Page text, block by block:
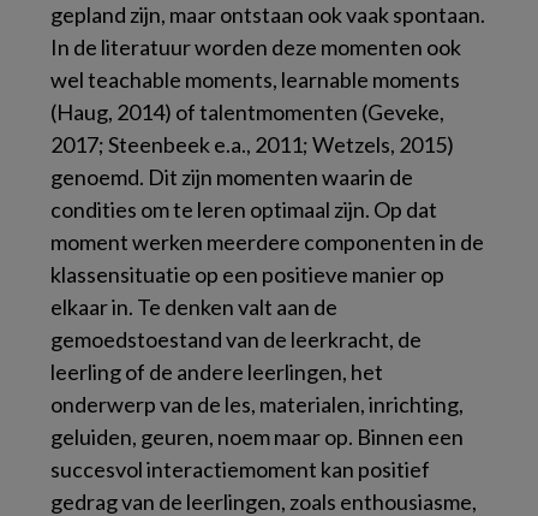
gepland zijn, maar ontstaan ook vaak spontaan.
In de literatuur worden deze momenten ook
welteachable moments, learnable moments
(Haug, 2014) of talentmomenten (Geveke,
2017; Steenbeek e.a., 2011; Wetzels, 2015)
genoemd. Dit zijn momenten waarin de
condities om te leren optimaal zijn. Op dat
moment werken meerdere componenten in de
klassensituatie op een positieve manier op
elkaar in. Te denken valt aan de
gemoedstoestand van de leerkracht, de
leerling of de andere leerlingen, het
onderwerp van de les, materialen, inrichting,
geluiden, geuren, noem maar op. Binnen een
succesvol interactiemoment kan positief
gedrag van de leerlingen, zoals enthousiasme,